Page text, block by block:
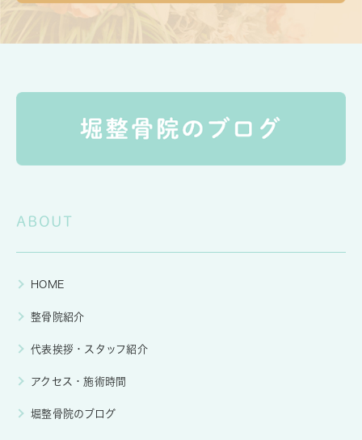
ABOUT
HOME
整骨院紹介
代表挨拶・スタッフ紹介
アクセス・施術時間
堀整骨院のブログ